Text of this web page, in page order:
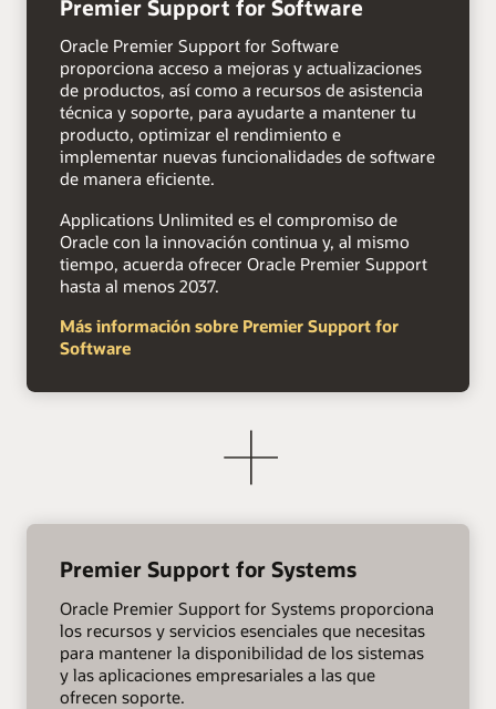
Premier Support for Software
Oracle Premier Support for Software
proporciona acceso a mejoras y actualizaciones
de productos, así como a recursos de asistencia
técnica y soporte, para ayudarte a mantener tu
producto, optimizar el rendimiento e
implementar nuevas funcionalidades de software
de manera eficiente.
Applications Unlimited es el compromiso de
Oracle con la innovación continua y, al mismo
tiempo, acuerda ofrecer Oracle Premier Support
hasta al menos 2037.
Más información sobre Premier Support for
Software
Premier Support for Systems
Oracle Premier Support for Systems proporciona
los recursos y servicios esenciales que necesitas
para mantener la disponibilidad de los sistemas
y las aplicaciones empresariales a las que
ofrecen soporte.